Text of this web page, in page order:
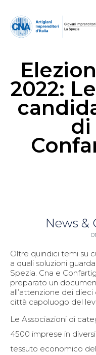
2022:
di
News &
Oltre quindici temi su
a quali soluzioni
Spezia. Cna e
preparato un
all’attenzione dei
città capoluogo del
Le Associazioni di
4500 imprese in
tessuto economico